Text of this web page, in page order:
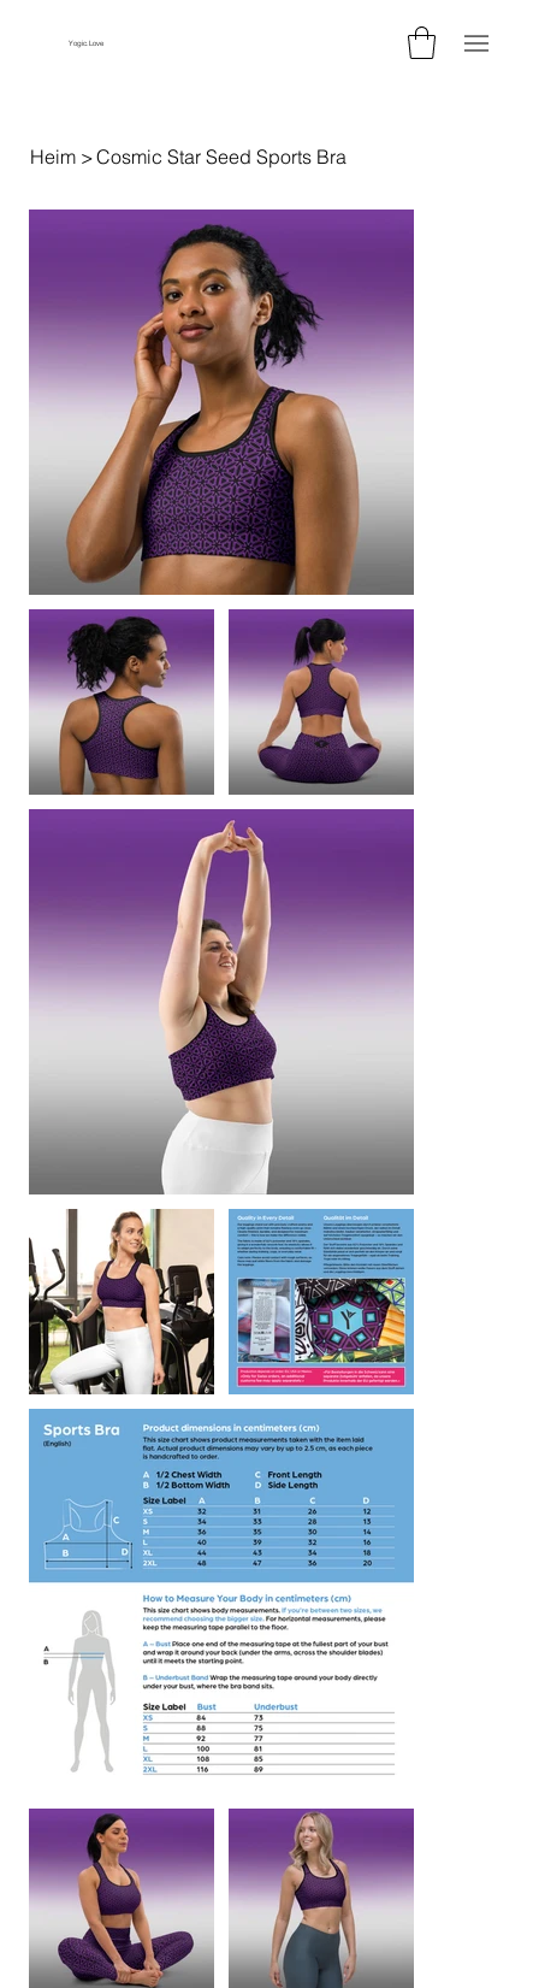
Yogic.Love
Heim >Cosmic Star Seed Sports Bra